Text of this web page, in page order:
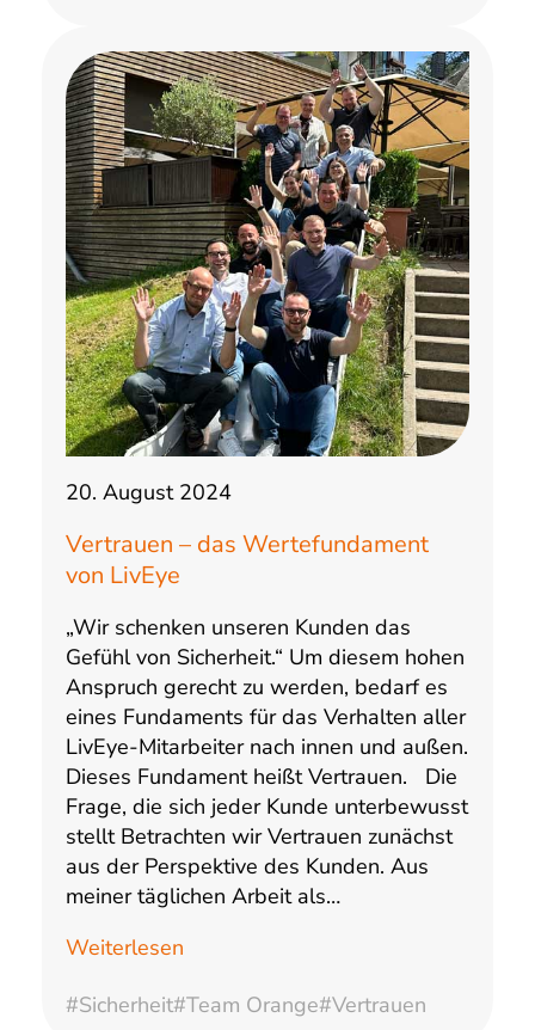
20. August 2024
Vertrauen – das Wertefundament
von LivEye
„Wir schenken unseren Kunden das
Gefühl von Sicherheit.“ Um diesem hohen
Anspruch gerecht zu werden, bedarf es
eines Fundaments für das Verhalten aller
LivEye-Mitarbeiter nach innen und außen.
Dieses Fundament heißt Vertrauen. Die
Frage, die sich jeder Kunde unterbewusst
stellt Betrachten wir Vertrauen zunächst
aus der Perspektive des Kunden. Aus
meiner täglichen Arbeit als…
Weiterlesen
#Sicherheit#Team Orange#Vertrauen